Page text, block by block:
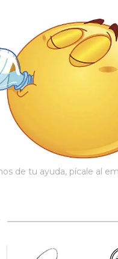
de tu ayuda, pícale al